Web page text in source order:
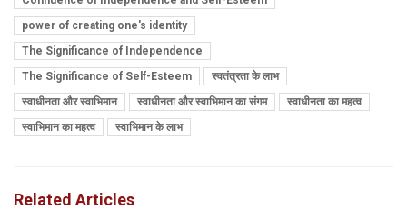
power of creating one's identity
The Significance of Independence
The Significance of Self-Esteem
स्वतंत्रता के लाभ
स्वाधीनता और स्वाभिमान
स्वाधीनता और स्वाभिमान का संगम
स्वाधीनता का महत्व
स्वाभिमान का महत्व
स्वाभिमान के लाभ
Related Articles